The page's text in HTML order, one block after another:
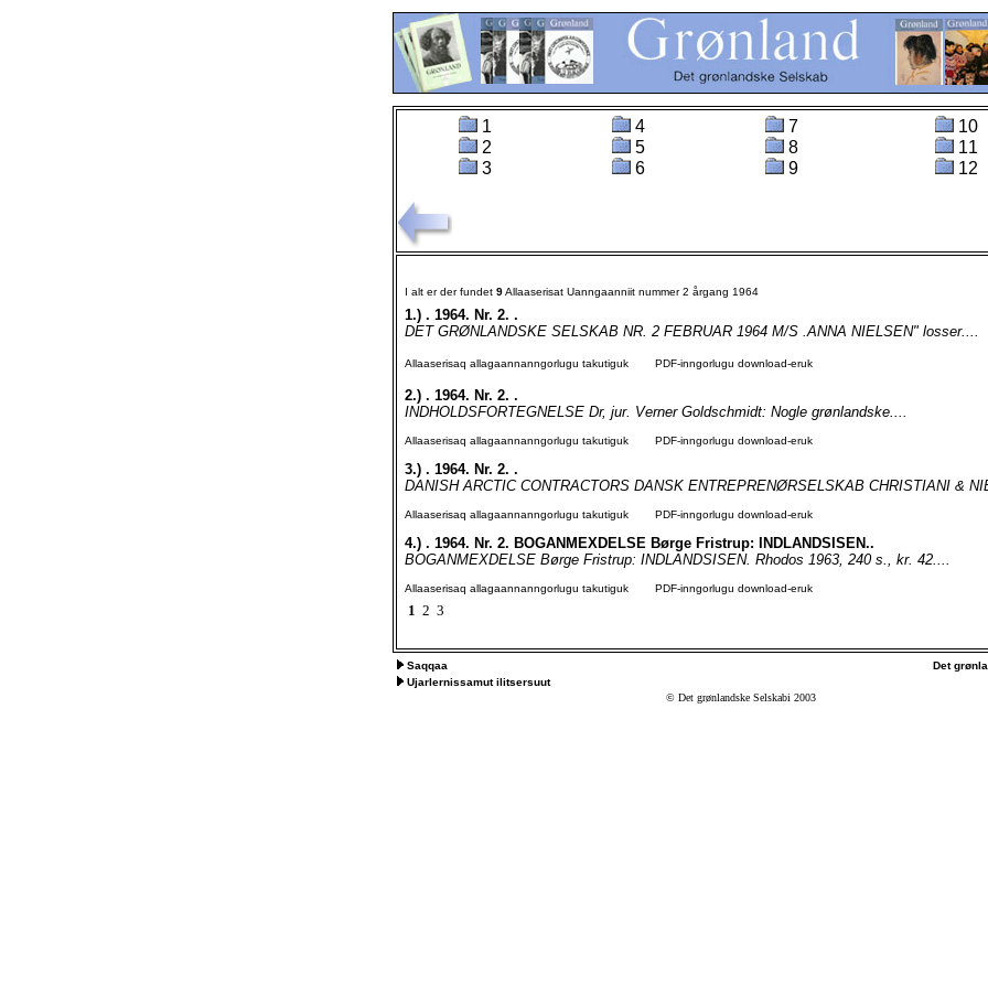
1
2
3
4
5
6
7
8
9
10
11
12
I alt er der fundet 9Allaaserisat Uanngaanniit nummer 2 årgang 1964
1.) . 1964. Nr. 2. .
DET GRØNLANDSKE SELSKAB NR. 2 FEBRUAR 1964 M/S .ANNA NIELSEN" losser....
Allaaserisaq allagaannanngorlugu takutiguk PDF-inngorlugu download-eruk
2.) . 1964. Nr. 2. .
INDHOLDSFORTEGNELSE Dr, jur. Verner Goldschmidt: Nogle grønlandske....
Allaaserisaq allagaannanngorlugu takutiguk PDF-inngorlugu download-eruk
3.) . 1964. Nr. 2. .
DANISH ARCTIC CONTRACTORS DANSK ENTREPRENØRSELSKAB CHRISTIANI &
Allaaserisaq allagaannanngorlugu takutiguk PDF-inngorlugu download-eruk
4.) . 1964. Nr. 2. BOGANMEXDELSE Børge Fristrup: INDLANDSISEN..
BOGANMEXDELSE Børge Fristrup: INDLANDSISEN. Rhodos 1963, 240 s., kr. 42....
Allaaserisaq allagaannanngorlugu takutiguk PDF-inngorlugu download-eruk
1 2 3
Saqqaa
Det
Ujarlernissamut ilitsersuut
© Det grønlandske Selskabi 2003